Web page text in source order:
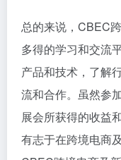
总的来说，CBEC
多得的学习和交流
产品和技术，了解
流和合作。虽然参
展会所获得的收益
有志于在跨境电商